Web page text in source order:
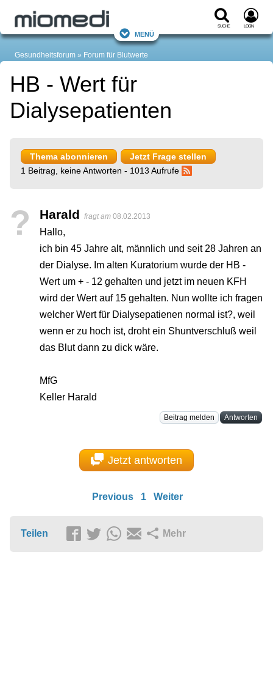
Suche Login
Menü
Gesundheitsforum Forum für Blutwerte
HB - Wert für
Dialysepatienten
Thema abonnieren
Jetzt Frage stellen
1 Beitrag, keine Antworten - 1013 Aufrufe
? Harald fragt am 08.02.2013
Hallo,
ich bin 45 Jahre alt, männlich und seit 28 Jahren an
der Dialyse. Im alten Kuratorium wurde der HB -
Wert um + - 12 gehalten und jetzt im neuen KFH
wird der Wert auf 15 gehalten. Nun wollte ich fragen
welcher Wert für Dialysepatienen normal ist?, weil
wenn er zu hoch ist, droht ein Shuntverschluß weil
das Blut dann zu dick wäre.
MfG
Keller Harald
Beitrag melden Antworten
Jetzt antworten
Previous 1 Weiter
Teilen Mehr